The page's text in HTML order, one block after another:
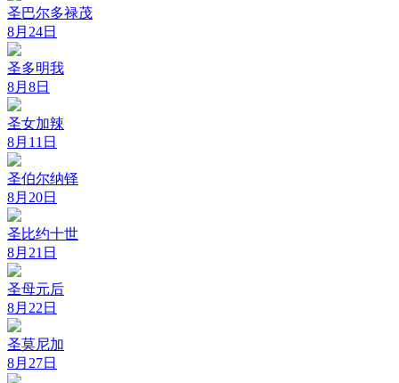
圣巴尔多禄茂
8月24日
圣多明我
8月8日
圣女加辣
8月11日
圣伯尔纳铎
8月20日
圣比约十世
8月21日
圣母元后
8月22日
圣莫尼加
8月27日